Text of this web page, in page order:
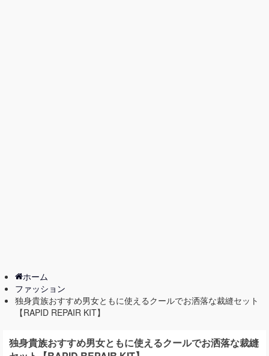
ホーム
ファッション
独身貴族おすすめ男女ともに使えるクールでお洒落な裁縫セット
【RAPID REPAIR KIT】
独身貴族おすすめ男女ともに使えるクールでお洒落な裁縫